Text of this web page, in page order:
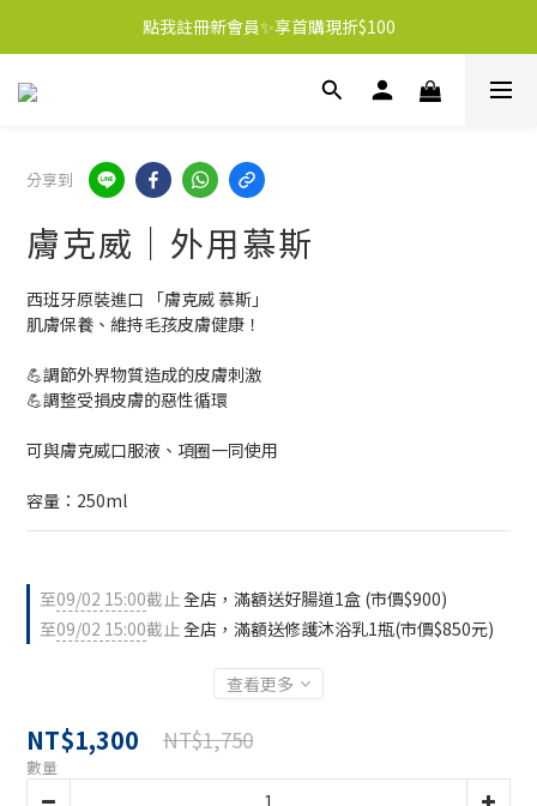
點我註冊新會員✨享首購現折$100
分享到
膚克威｜外用慕斯
西班牙原裝進口 「膚克威 慕斯」
肌膚保養、維持毛孩皮膚健康！
💪調節外界物質造成的皮膚刺激
💪調整受損皮膚的惡性循環
可與膚克威口服液、項圈一同使用
容量：250ml
至09/02 15:00截止全店，滿額送好腸道1盒 (市價$900)
至09/02 15:00截止全店，滿額送修護沐浴乳1瓶(市價$850元)
查看更多
NT$1,300 NT$1,750
數量